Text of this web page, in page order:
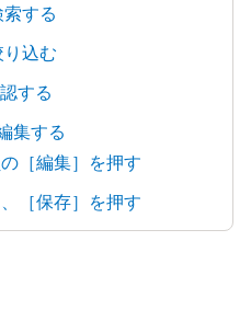
する
込む
する
集する
［編集］を押す
［保存］を押す